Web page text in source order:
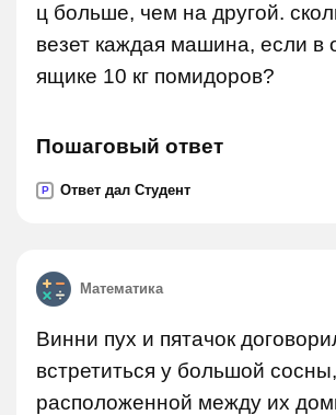
ц больше, чем на другой.
везет каждая машина, если в
ящике 10 кг помидоров?
Пошаговый ответ
P Ответ дал Студент
Математика
Винни пух и пятачок
встретиться у большой сосны,
расположенной между их